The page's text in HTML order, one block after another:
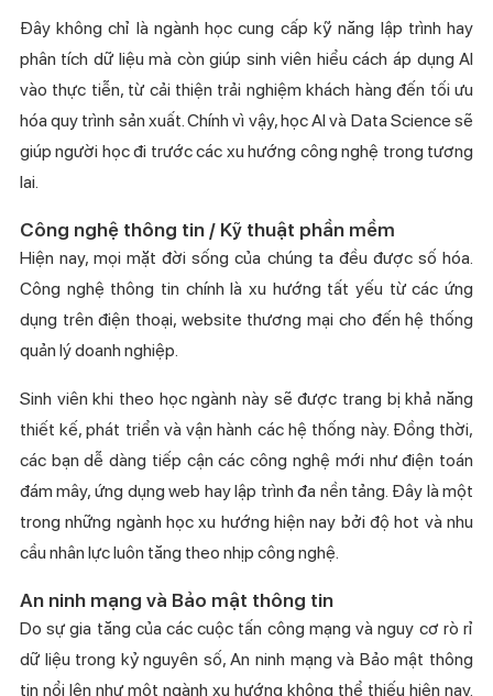
Đây không chỉ là ngành học cung cấp kỹ năng lập trình hay
phân tích dữ liệu mà còn giúp sinh viên hiểu cách áp dụng AI
vào thực tiễn, từ cải thiện trải nghiệm khách hàng đến tối ưu
hóa quy trình sản xuất. Chính vì vậy, học AI và Data Science sẽ
giúp người học đi trước các xu hướng công nghệ trong tương
lai.
Công nghệ thông tin / Kỹ thuật phần mềm
Hiện nay, mọi mặt đời sống của chúng ta đều được số hóa.
Công nghệ thông tin chính là xu hướng tất yếu từ các ứng
dụng trên điện thoại, website thương mại cho đến hệ thống
quản lý doanh nghiệp.
Sinh viên khi theo học ngành này sẽ được trang bị khả năng
thiết kế, phát triển và vận hành các hệ thống này. Đồng thời,
các bạn dễ dàng tiếp cận các công nghệ mới như điện toán
đám mây, ứng dụng web hay lập trình đa nền tảng. Đây là một
trong những ngành học xu hướng hiện nay bởi độ hot và nhu
cầu nhân lực luôn tăng theo nhịp công nghệ.
An ninh mạng và Bảo mật thông tin
Do sự gia tăng của các cuộc tấn công mạng và nguy cơ rò rỉ
dữ liệu trong kỷ nguyên số, An ninh mạng và Bảo mật thông
tin nổi lên như một ngành xu hướng không thể thiếu hiện nay.